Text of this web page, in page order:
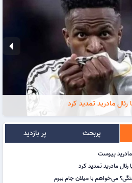
مادرید تمدید کرد
arrow_left
پربحث پر بازدید
مادرید پیوست
مادرید تمدید کرد
می‌خواهم با میلان جام ببرم